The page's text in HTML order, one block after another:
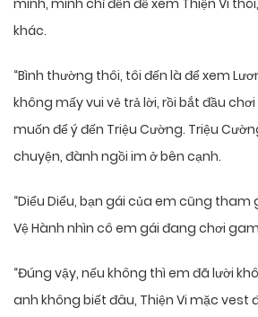
mình, mình chỉ đến để xem Thiện Vi
khác.
“Bình thường thôi, tôi đến là để xem
không mấy vui vẻ trả lời, rồi bắt đầu
muốn để ý đến Triệu Cường. Triệu
chuyện, đành ngồi im ở bên cạnh.
“Diểu Diểu, bạn gái của em cũng tham
Vệ Hành nhìn cô em gái đang chơi
“Đúng vậy, nếu không thì em đã lười
anh không biết đâu, Thiện Vi mặc vest